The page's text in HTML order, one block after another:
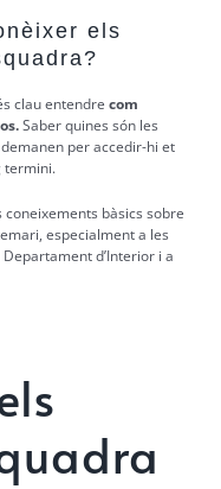
els
clau entendre com
Saber quines són les
per accedir-hi et
termini.
coneixements bàsics sobre
especialment a les
d’Interior i a